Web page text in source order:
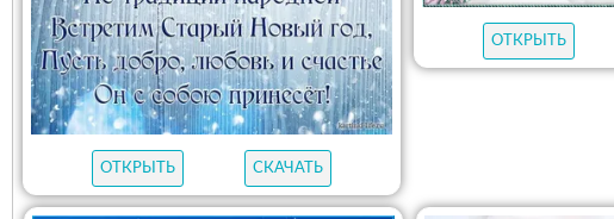
ОТКРЫТЬ СКАЧАТЬ
ОТКРЫТЬ